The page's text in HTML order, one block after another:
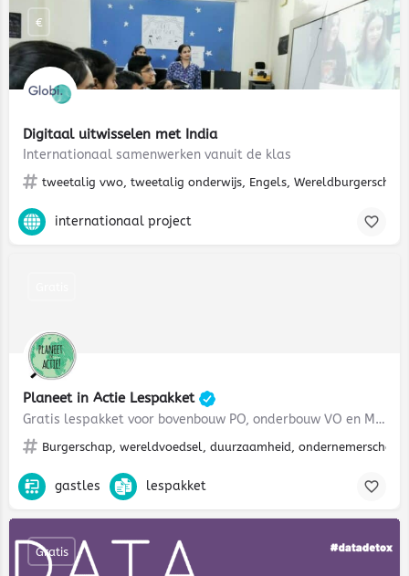
Digitaal uitwisselen met India
Internationaal samenwerken vanuit de klas
tweetalig vwo, tweetalig onderwijs, Engels,
€
internationaal project
Planeet in Actie Lespakket
Gratis lespakket voor bovenbouw PO, onderbouw VO en MBO.
Burgerschap, wereldvoedsel, duurzaamheid,
gastles lespakket
Gratis